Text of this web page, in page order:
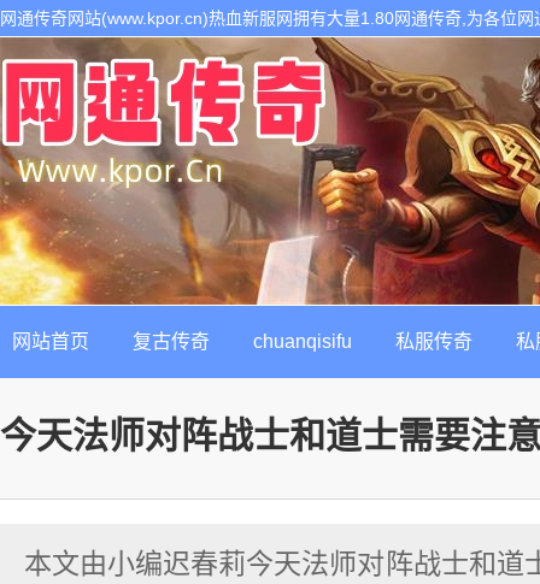
网通传奇网站(www.kpor.cn)热血新服网拥有大量1.80网通传奇,为各位
1.80传奇开区服务,是继网通传奇私服以后最热门的每日新开1.80传奇私
网站首页 复古传奇 chuanqisifu 私服传奇 私
今天法师对阵战士和道士需要注
本文由小编迟春莉今天法师对阵战士和道